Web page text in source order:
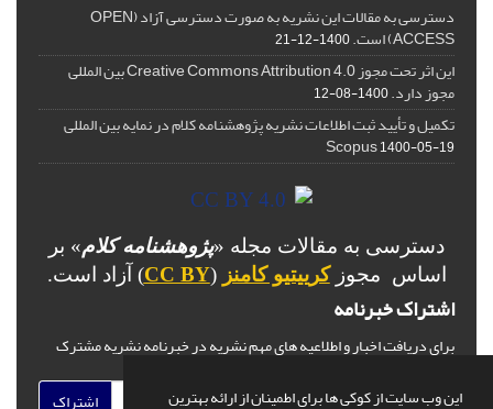
این وب سایت از کوکی ها برای اطمینان از ارائه بهترین
دسترسی به مقالات این نشریه به صورت دسترسی آزاد (OPEN
ACCESS) است. 1400-12-21
این اثر تحت مجوز Creative Commons Attribution 4.0 بین المللی
مجوز دارد.1400-08-12
تکمیل و تأیید ثبت اطلاعات نشریه پژوهشنامه کلام در نمایه بین المللی
Scopus1400-05-19
دسترسی به مقالات مجله «پژوهشنامه کلام» بر
اساس مجوزکرییتیو کامنز (
CC BY) آزاد است.
اشتراک خبرنامه
برای دریافت اخبار و اطلاعیه های مهم نشریه در خبرنامه نشریه مشترک
اشتراک